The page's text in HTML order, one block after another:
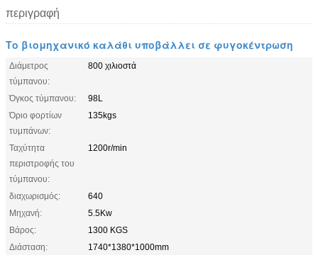
περιγραφή
Το βιομηχανικό καλάθι υποβάλλει σε φυγοκέντρωση
Διάμετρος
τύμπανου:
800 χιλιοστά
Όγκος τύμπανου:
98L
Όριο φορτίων
τυμπάνων:
135kgs
Ταχύτητα
περιστροφής του
τύμπανου:
1200r/min
διαχωρισμός:
640
Μηχανή:
5.5Kw
Βάρος:
1300 KGS
Διάσταση:
1740*1380*1000mm